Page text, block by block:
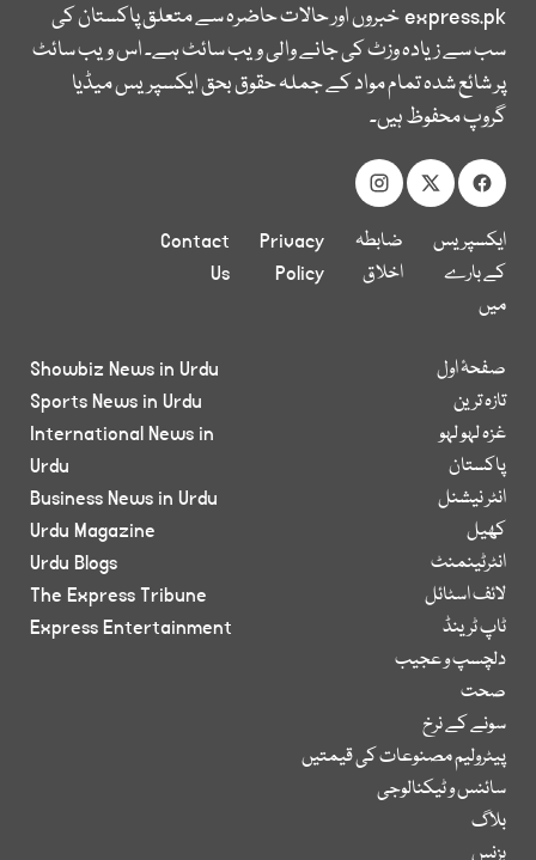
express.pkخبروں اور حالات حاضرہ سے متعلق پاکستان کی
سب سے زیادہ وزٹ کی جانے والی ویب سائٹ ہے۔ اس ویب سائٹ
پر شائع شدہ تمام مواد کے جملہ حقوق بحق ایکسپریس میڈیا
گروپ محفوظ ہیں۔
ایکسپریس
کے بارے
میں
ضابطہ
اخلاق
Privacy
Policy
Contact
Us
صفحۂ اول
تازہ ترین
غزہ لہو لہو
پاکستان
انٹر نیشنل
کھیل
انٹرٹینمنٹ
لائف اسٹائل
ٹاپ ٹرینڈ
دلچسپ و عجیب
صحت
سونے کے نرخ
پیٹرولیم مصنوعات کی قیمتیں
سائنس و ٹیکنالوجی
بلاگ
بزنس
Showbiz News in Urdu
Sports News in Urdu
International News in
Urdu
Business News in Urdu
Urdu Magazine
Urdu Blogs
The Express Tribune
Express Entertainment